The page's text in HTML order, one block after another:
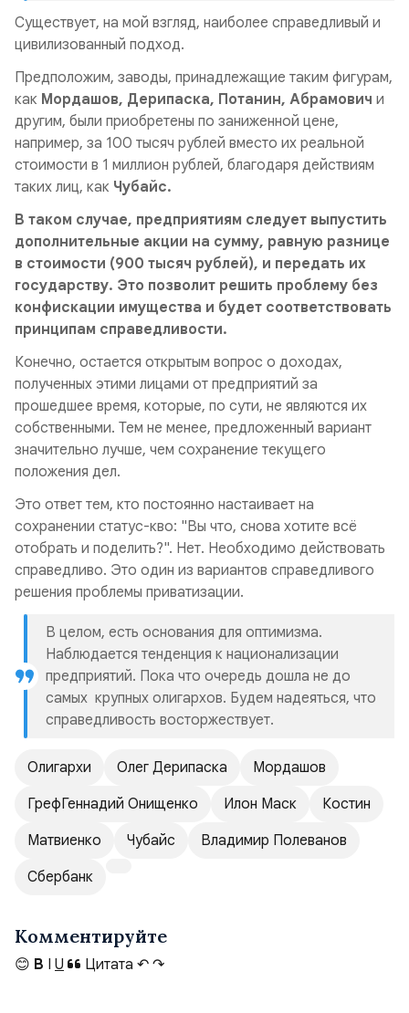
Существует, на мой взгляд, наиболее справедливый и
цивилизованный подход.
Предположим, заводы, принадлежащие таким фигурам,
как Мордашов, Дерипаска, Потанин, Абрамович и
другим, были приобретены по заниженной цене,
например, за 100 тысяч рублей вместо их реальной
стоимости в 1 миллион рублей, благодаря действиям
таких лиц, как Чубайс.
В таком случае, предприятиям следует выпустить
дополнительные акции на сумму, равную разнице
в стоимости (900 тысяч рублей), и передать их
государству. Это позволит решить проблему без
конфискации имущества и будет соответствовать
принципам справедливости.
Конечно, остается открытым вопрос о доходах,
полученных этими лицами от предприятий за
прошедшее время, которые, по сути, не являются их
собственными. Тем не менее, предложенный вариант
значительно лучше, чем сохранение текущего
положения дел.
Это ответ тем, кто постоянно настаивает на
сохранении статус-кво: "Вы что, снова хотите всё
отобрать и поделить?". Нет. Необходимо действовать
справедливо. Это один из вариантов справедливого
решения проблемы приватизации.
В целом, есть основания для оптимизма.
Наблюдается тенденция к национализации
предприятий. Пока что очередь дошла не до
самых крупных олигархов. Будем надеяться, что
справедливость восторжествует.
Олигархи Олег Дерипаска
Мордашов
ГрефГеннадий Онищенко
Илон Маск
Костин
Матвиенко
Чубайс
Владимир Полеванов
Сбербанк
Комментируйте
😊 B I U Цитата ↶ ↷